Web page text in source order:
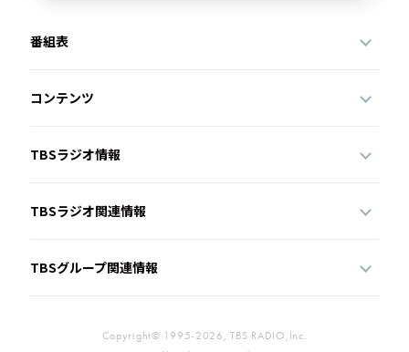
番組表
コンテンツ
TBSラジオ情報
TBSラジオ関連情報
TBSグループ関連情報
Copyright© 1995-2026, TBS RADIO,Inc.